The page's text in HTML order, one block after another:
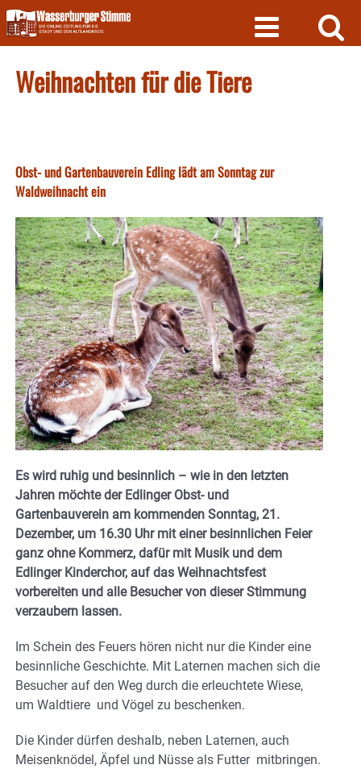
Skip
to
content
Weihnachten für die Tiere
Obst- und Gartenbauverein Edling lädt am Sonntag zur
Waldweihnacht ein
Es wird ruhig und besinnlich – wie in den letzten
Jahren möchte der Edlinger Obst- und
Gartenbauverein am kommenden Sonntag, 21.
Dezember, um 16.30 Uhr mit einer besinnlichen Feier
ganz ohne Kommerz, dafür mit Musik und dem
Edlinger Kinderchor, auf das Weihnachtsfest
vorbereiten und alle Besucher von dieser Stimmung
verzaubern lassen.
Im Schein des Feuers hören nicht nur die Kinder eine
besinnliche Geschichte. Mit Laternen machen sich die
Besucher auf den Weg durch die erleuchtete Wiese,
um Waldtiere und Vögel zu beschenken.
Die Kinder dürfen deshalb, neben Laternen, auch
Meisenknödel, Äpfel und Nüsse als Futter mitbringen.